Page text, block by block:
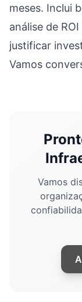
meses. Inclui
análise de
justificar
Vamos
Vamos